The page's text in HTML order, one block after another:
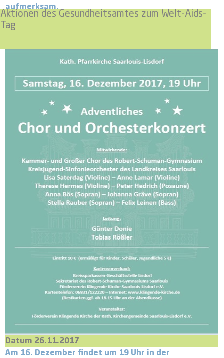
Aktionen des Gesundheitsamtes zum Welt-Aids-
Tag
aufmerksam.
Datum 26.11.2017
Am 16. Dezember findet um 19 Uhr in der